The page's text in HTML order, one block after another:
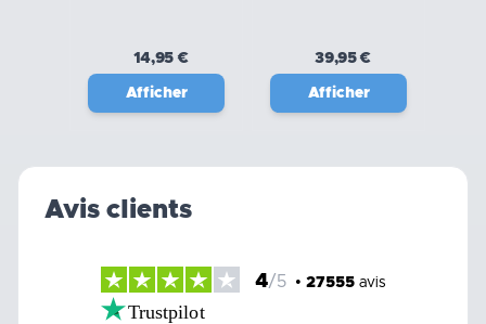
14,95 €
Afficher
39,95 €
Afficher
Avis clients
4/5 • 27555avis
Trustpilot